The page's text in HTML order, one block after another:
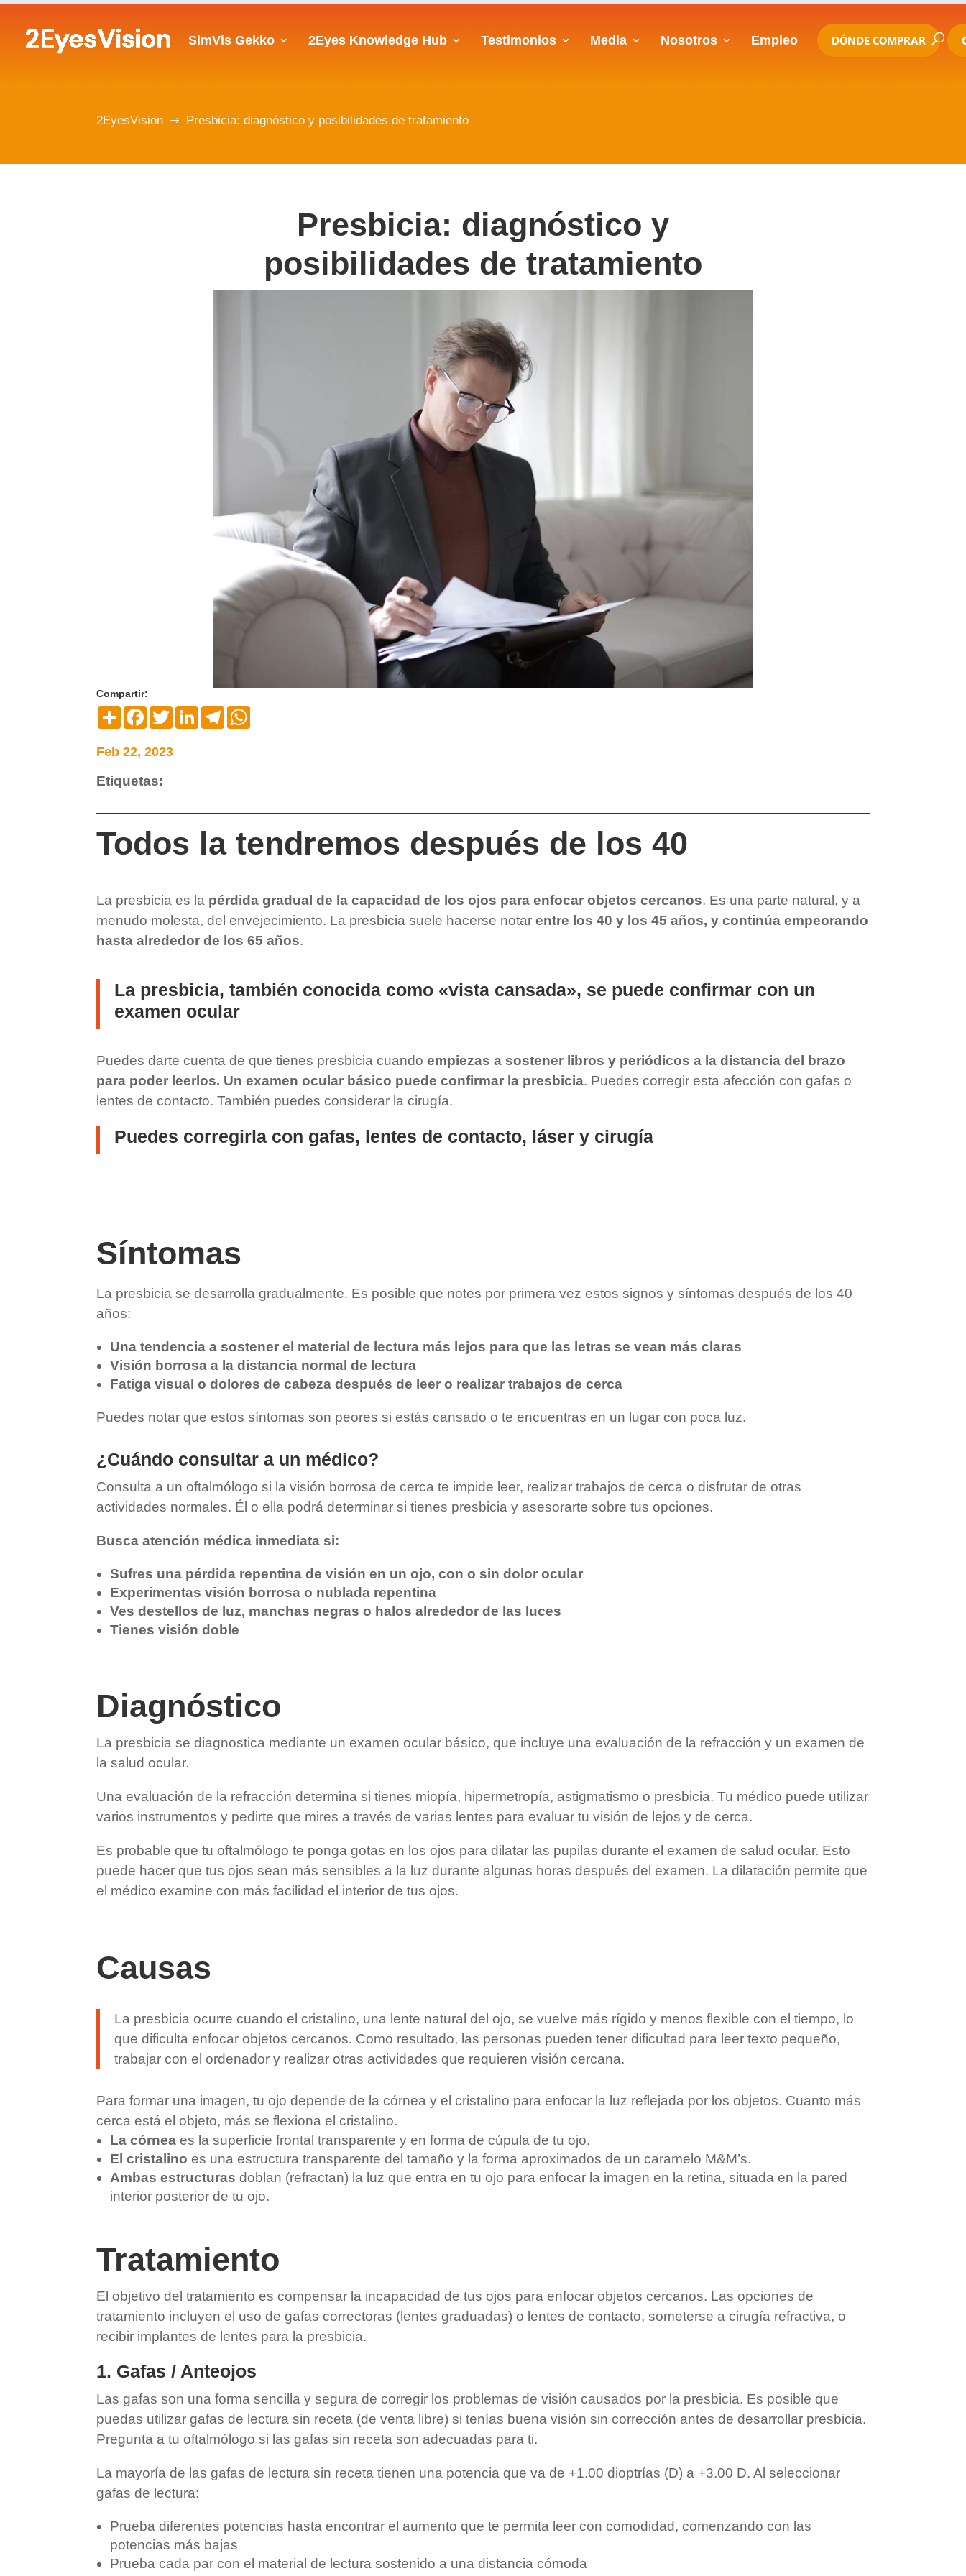
SimVis Gekko 2Eyes Knowledge Hub Testimonios Media Nosotros Empleo DÓNDE COMPRAR
2EyesVision $ Presbicia: diagnóstico y posibilidades de tratamiento
Presbicia: diagnóstico y
posibilidades de tratamiento
Compartir:
CompartirFacebook
TwitterLinkedInTelegram
Feb 22, 2023
Etiquetas:
Todos la tendremos después de los 40
La presbicia es la pérdida gradual de la capacidad de los ojos para enfocar objetos cercanos. Es una parte natural, y a
menudo molesta, del envejecimiento. La presbicia suele hacerse notarentre los 40 y los 45 años, y continúa empeorando
hasta alrededor de los 65 años.
La presbicia, también conocida como «vista cansada», se puede confirmar con un
examen ocular
Puedes darte cuenta de que tienes presbicia cuandoempiezas a sostener libros y periódicos a la distancia del brazo
para poder leerlos. Un examen ocular básico puede confirmar la presbicia. Puedes corregir esta afección con gafas o
lentes de contacto. También puedes considerar la cirugía.
Puedes corregirla con gafas, lentes de contacto, láser y cirugía
Síntomas
La presbicia se desarrolla gradualmente. Es posible que notes por primera vez estos signos y síntomas después de los 40
años:
Una tendencia a sostener el material de lectura más lejos para que las letras se vean más claras
Visión borrosa a la distancia normal de lectura
Fatiga visual o dolores de cabeza después de leer o realizar trabajos de cerca
Puedes notar que estos síntomas son peores si estás cansado o te encuentras en un lugar con poca luz.
¿Cuándo consultar a un médico?
Consulta a un oftalmólogo si la visión borrosa de cerca te impide leer, realizar trabajos de cerca o disfrutar de otras
actividades normales. Él o ella podrá determinar si tienes presbicia y asesorarte sobre tus opciones.
Busca atención médica inmediata si:
Sufres una pérdida repentina de visión en un ojo, con o sin dolor ocular
Experimentas visión borrosa o nublada repentina
Ves destellos de luz, manchas negras o halos alrededor de las luces
Tienes visión doble
Diagnóstico
La presbicia se diagnostica mediante un examen ocular básico, que incluye una evaluación de la refracción y un examen de
la salud ocular.
Una evaluación de la refracción determina si tienes miopía, hipermetropía, astigmatismo o presbicia. Tu médico puede utilizar
varios instrumentos y pedirte que mires a través de varias lentes para evaluar tu visión de lejos y de cerca.
Es probable que tu oftalmólogo te ponga gotas en los ojos para dilatar las pupilas durante el examen de salud ocular. Esto
puede hacer que tus ojos sean más sensibles a la luz durante algunas horas después del examen. La dilatación permite que
el médico examine con más facilidad el interior de tus ojos.
Causas
La presbicia ocurre cuando el cristalino, una lente natural del ojo, se vuelve más rígido y menos flexible con el tiempo, lo
que dificulta enfocar objetos cercanos. Como resultado, las personas pueden tener dificultad para leer texto pequeño,
trabajar con el ordenador y realizar otras actividades que requieren visión cercana.
Para formar una imagen, tu ojo depende de la córnea y el cristalino para enfocar la luz reflejada por los objetos. Cuanto más
cerca está el objeto, más se flexiona el cristalino.
La córnea es la superficie frontal transparente y en forma de cúpula de tu ojo.
El cristalino es una estructura transparente del tamaño y la forma aproximados de un caramelo M&M’s.
Ambas estructuras doblan (refractan) la luz que entra en tu ojo para enfocar la imagen en la retina, situada en la pared
interior posterior de tu ojo.
Tratamiento
El objetivo del tratamiento es compensar la incapacidad de tus ojos para enfocar objetos cercanos. Las opciones de
tratamiento incluyen el uso de gafas correctoras (lentes graduadas) o lentes de contacto, someterse a cirugía refractiva, o
recibir implantes de lentes para la presbicia.
1. Gafas / Anteojos
Las gafas son una forma sencilla y segura de corregir los problemas de visión causados por la presbicia. Es posible que
puedas utilizar gafas de lectura sin receta (de venta libre) si tenías buena visión sin corrección antes de desarrollar presbicia.
Pregunta a tu oftalmólogo si las gafas sin receta son adecuadas para ti.
La mayoría de las gafas de lectura sin receta tienen una potencia que va de +1.00 dioptrías (D) a +3.00 D. Al seleccionar
gafas de lectura:
Prueba diferentes potencias hasta encontrar el aumento que te permita leer con comodidad, comenzando con las
potencias más bajas
Prueba cada par con el material de lectura sostenido a una distancia cómoda